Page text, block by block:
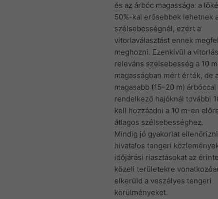
és az árbóc magassága: a
50%-kal erősebbek lehetnek
szélsebességnél, ezért a
vitorlaválasztást ennek
meghozni. Ezenkívül a
releváns szélsebesség a 10 m
magasságban mért érték, de
magasabb (15–20 m) árbóccal
rendelkező hajóknál további
kell hozzáadni a 10 m-en
átlagos szélsebességhez.
Mindig jó gyakorlat
hivatalos tengeri
időjárási riasztásokat az
közeli területekre
elkerüld a veszélyes tengeri
körülményeket.